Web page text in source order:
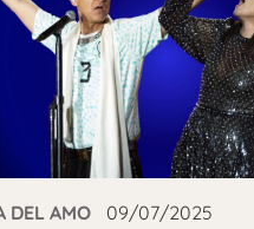
DEL AMO 09/07/2025